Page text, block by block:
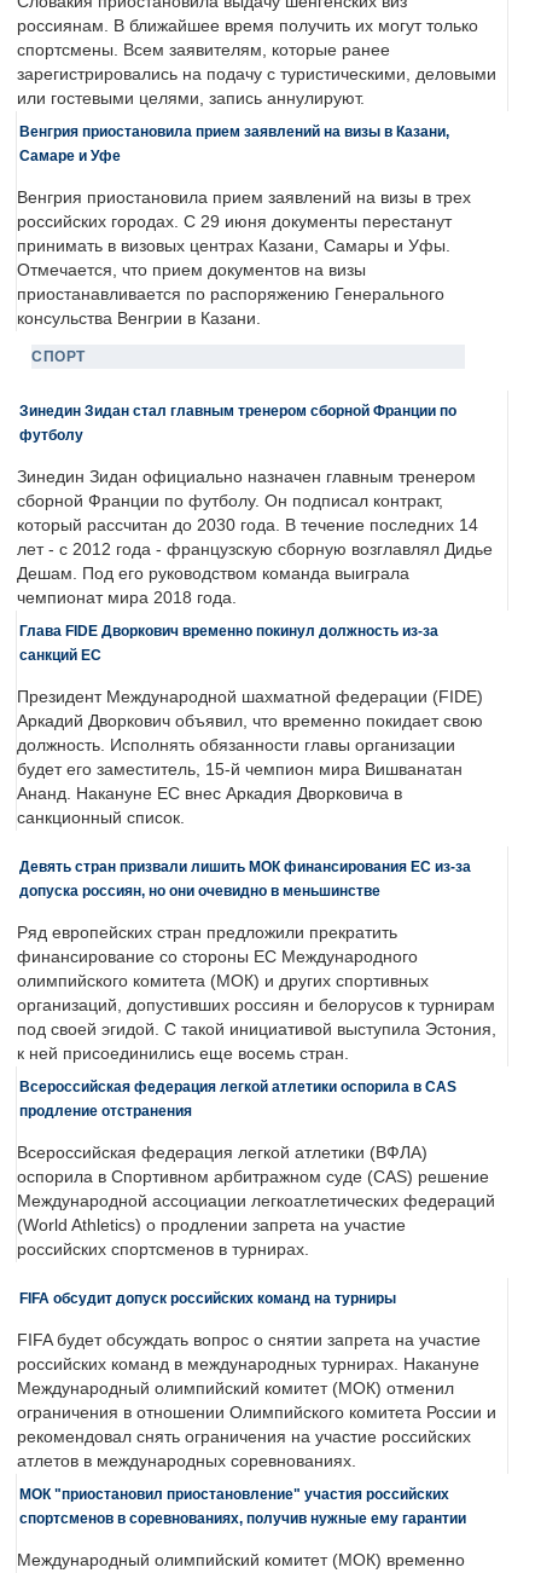
россиянам. В ближайшее время получить их могут только
спортсмены. Всем заявителям, которые ранее
зарегистрировались на подачу с туристическими, деловыми
или гостевыми целями, запись аннулируют.
Венгрия приостановила прием заявлений на визы в Казани,
Самаре и Уфе
Венгрия приостановила прием заявлений на визы в трех
российских городах. С 29 июня документы перестанут
принимать в визовых центрах Казани, Самары и Уфы.
Отмечается, что прием документов на визы
приостанавливается по распоряжению Генерального
консульства Венгрии в Казани.
СПОРТ
Зинедин Зидан стал главным тренером сборной Франции по
футболу
Зинедин Зидан официально назначен главным тренером
сборной Франции по футболу. Он подписал контракт,
который рассчитан до 2030 года. В течение последних 14
лет - с 2012 года - французскую сборную возглавлял Дидье
Дешам. Под его руководством команда выиграла
чемпионат мира 2018 года.
Глава FIDE Дворкович временно покинул должность из-за
санкций ЕС
Президент Международной шахматной федерации (FIDE)
Аркадий Дворкович объявил, что временно покидает свою
должность. Исполнять обязанности главы организации
будет его заместитель, 15-й чемпион мира Вишванатан
Ананд. Накануне ЕС внес Аркадия Дворковича в
санкционный список.
Девять стран призвали лишить МОК финансирования ЕС из-за
допуска россиян, но они очевидно в меньшинстве
Ряд европейских стран предложили прекратить
финансирование со стороны ЕС Международного
олимпийского комитета (МОК) и других спортивных
организаций, допустивших россиян и белорусов к турнирам
под своей эгидой. С такой инициативой выступила Эстония,
к ней присоединились еще восемь стран.
Всероссийская федерация легкой атлетики оспорила в CAS
продление отстранения
Всероссийская федерация легкой атлетики (ВФЛА)
оспорила в Спортивном арбитражном суде (CAS) решение
Международной ассоциации легкоатлетических федераций
(World Athletics) о продлении запрета на участие
российских спортсменов в турнирах.
FIFA обсудит допуск российских команд на турниры
FIFA будет обсуждать вопрос о снятии запрета на участие
российских команд в международных турнирах. Накануне
Международный олимпийский комитет (МОК) отменил
ограничения в отношении Олимпийского комитета России и
рекомендовал снять ограничения на участие российских
атлетов в международных соревнованиях.
МОК "приостановил приостановление" участия российских
спортсменов в соревнованиях, получив нужные ему гарантии
Международный олимпийский комитет (МОК) временно